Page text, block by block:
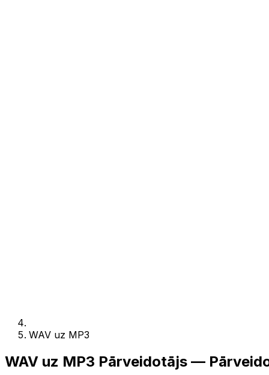
WAV uz MP3
WAV uz MP3 Pārveidotājs —